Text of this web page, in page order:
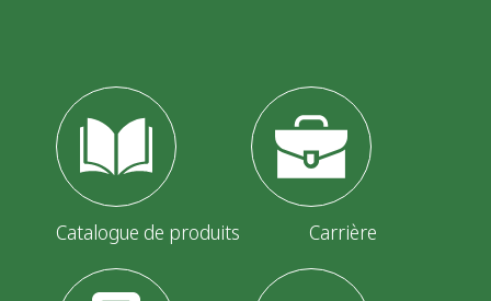
Catalogue de produits Carrière